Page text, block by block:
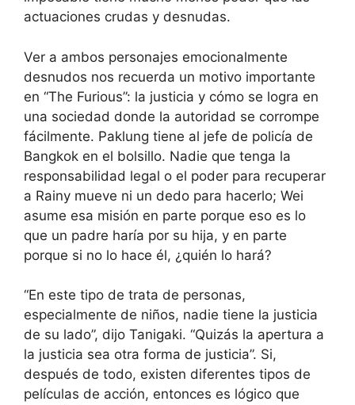
actuaciones crudas y desnudas.
Ver a ambos personajes emocionalmente
desnudos nos recuerda un motivo importante
en “The Furious”: la justicia y cómo se logra en
una sociedad donde la autoridad se corrompe
fácilmente. Paklung tiene al jefe de policía de
Bangkok en el bolsillo. Nadie que tenga la
responsabilidad legal o el poder para recuperar
a Rainy mueve ni un dedo para hacerlo; Wei
asume esa misión en parte porque eso es lo
que un padre haría por su hija, y en parte
porque si no lo hace él, ¿quién lo hará?
“En este tipo de trata de personas,
especialmente de niños, nadie tiene la justicia
de su lado”, dijo Tanigaki. “Quizás la apertura a
la justicia sea otra forma de justicia”. Si,
después de todo, existen diferentes tipos de
películas de acción, entonces es lógico que